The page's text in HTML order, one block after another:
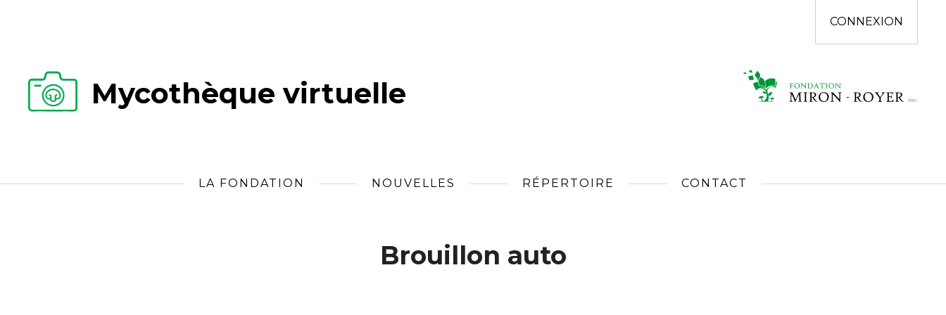
CONNEXION
Mycothèque virtuelle
LA FONDATION NOUVELLES RÉPERTOIRE CONTACT
Brouillon auto